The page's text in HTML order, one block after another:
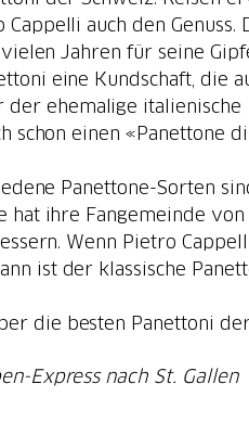
auch den Genuss.
Jahren für seine
eine Kundschaft, die
der ehemalige italienische
schon einen «Panettone di
Panettone-Sorten
hat ihre Fangemeinde von
Wenn Pietro
ist der klassische
die besten Panettoni
Express nach St. Gallen